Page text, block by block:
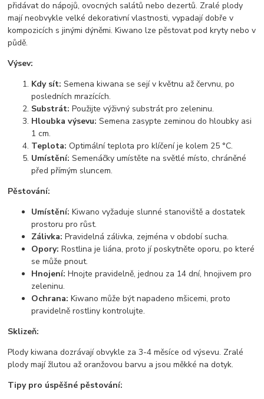
přidávat do nápojů, ovocných salátů nebo dezertů. Zralé plody
mají neobvykle velké dekorativní vlastnosti, vypadají dobře v
kompozicích s jinými dýněmi. Kiwano lze pěstovat pod kryty nebo v
půdě.
Výsev:
Kdy sít: Semena kiwana se sejí v květnu až červnu, po
posledních mrazících.
Substrát: Použijte výživný substrát pro zeleninu.
Hloubka výsevu: Semena zasypte zeminou do hloubky asi
1 cm.
Teplota: Optimální teplota pro klíčení je kolem 25 °C.
Umístění: Semenáčky umístěte na světlé místo, chráněné
před přímým sluncem.
Pěstování:
Umístění: Kiwano vyžaduje slunné stanoviště a dostatek
prostoru pro růst.
Zálivka: Pravidelná zálivka, zejména v období sucha.
Opory: Rostlina je liána, proto jí poskytněte oporu, po které
se může pnout.
Hnojení: Hnojte pravidelně, jednou za 14 dní, hnojivem pro
zeleninu.
Ochrana: Kiwano může být napadeno mšicemi, proto
pravidelně rostliny kontrolujte.
Sklizeň:
Plody kiwana dozrávají obvykle za 3-4 měsíce od výsevu. Zralé
plody mají žlutou až oranžovou barvu a jsou měkké na dotyk.
Tipy pro úspěšné pěstování: